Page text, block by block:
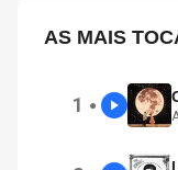
AS MAIS
1 ●